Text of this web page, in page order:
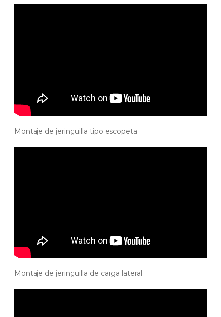
Montaje de jeringuilla tipo escopeta
Montaje de jeringuilla de carga lateral